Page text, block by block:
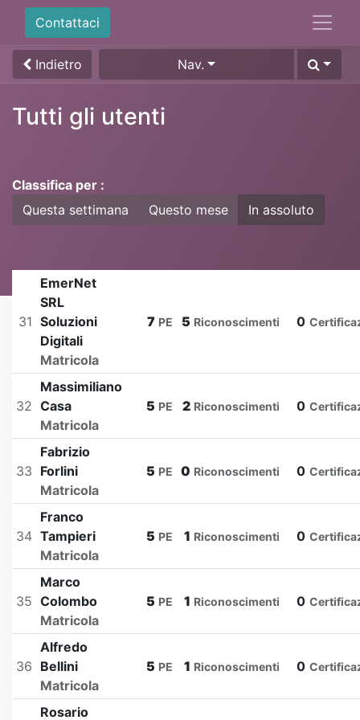
Contattaci
Indietro Nav.
Tutti gli utenti
Classifica per :
Questa settimana
Questo mese In assoluto
31
EmerNet
SRL
Soluzioni
Digitali
Matricola
7 PE 5 Riconoscimenti 0
32
Massimiliano
Casa
Matricola
5 PE 2 Riconoscimenti 0
33
Fabrizio
Forlini
Matricola
5 PE 0 Riconoscimenti 0
34
Franco
Tampieri
Matricola
5 PE 1 Riconoscimenti 0
35
Marco
Colombo
Matricola
5 PE 1 Riconoscimenti 0
36
Alfredo
Bellini
Matricola
5 PE 1 Riconoscimenti 0
Rosario